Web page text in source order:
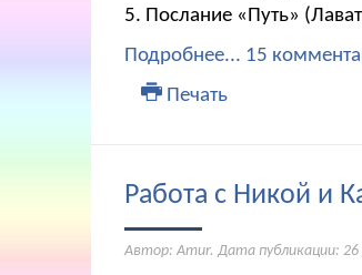
5. Послание «Путь»
Подробнее... 15
Печать
Работа с Никой и
Автор: Amur. Дата публикации: 26